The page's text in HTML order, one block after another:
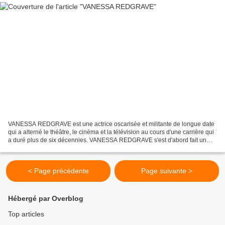
VANESSA REDGRAVE est une actrice oscarisée et militante de longue date
qui a alterné le théâtre, le cinéma et la télévision au cours d'une carrière qui
a duré plus de six décennies. VANESSA REDGRAVE s'est d'abord fait un
< Page précédente Page suivante >
Hébergé par Overblog
Top articles